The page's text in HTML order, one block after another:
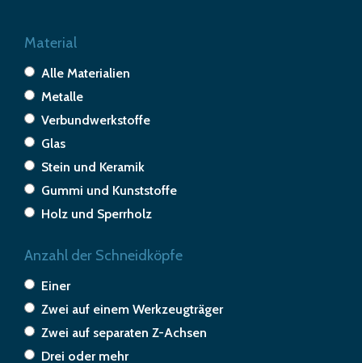
Material
Alle Materialien
Metalle
Verbundwerkstoffe
Glas
Stein und Keramik
Gummi und Kunststoffe
Holz und Sperrholz
Anzahl der Schneidköpfe
Einer
Zwei auf einem Werkzeugträger
Zwei auf separaten Z-Achsen
Drei oder mehr